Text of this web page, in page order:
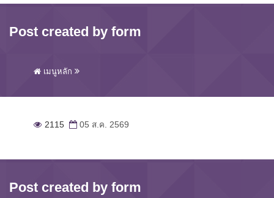
Post created by form
เมนูหลัก
2115 05 ส.ค. 2569
Post created by form